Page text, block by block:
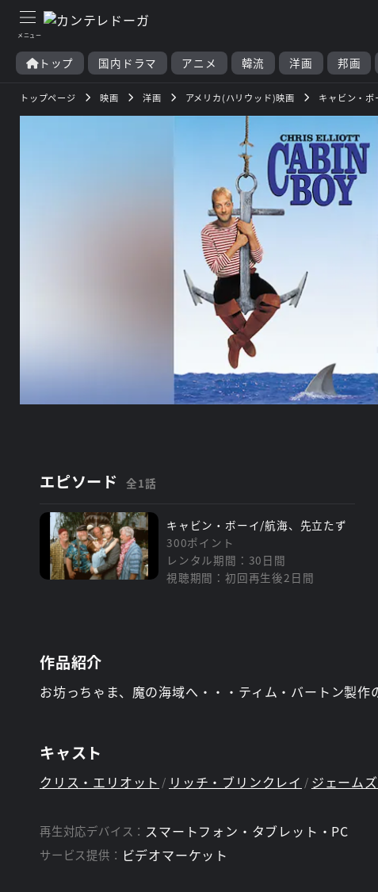
トップ 国内ドラマ アニメ 韓流 洋画 邦画
トップページ 映画 洋画 アメリカ(ハリウッド)映画 キャビン・
エピソード 全1話
キャビン・ボーイ/航海、先立たず
300ポイント
レンタル期間：30日間
視聴期間：初回再生後2日間
作品紹介
お坊っちゃま、魔の海域へ・・・ティム・バートン製
キャスト
クリス・エリオット リッチ・ブリンクレイ ジェーム
再生対応デバイス： スマートフォン・タブレット・PC
サービス提供： ビデオマーケット